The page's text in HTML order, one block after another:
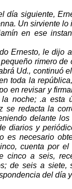
día siguiente,
Un sirviente
en ese
Ernesto, le dijo
rimero
Ud., continuó
toda la
en revisar y
la noche; .a esta
se redacta la
delante
diarios y
es necesario
cuenta por
cinco a seis,
de seis a siete,
del día